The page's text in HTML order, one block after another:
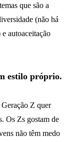
que são a
(não há
autoaceitação
estilo próprio.
Z quer
Os Zs gostam de
não têm medo